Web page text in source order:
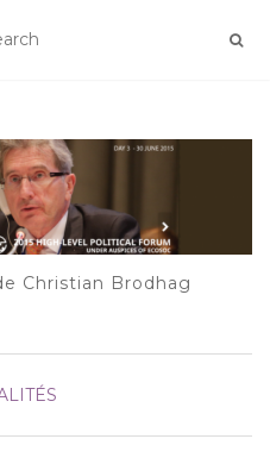
Christian Brodhag